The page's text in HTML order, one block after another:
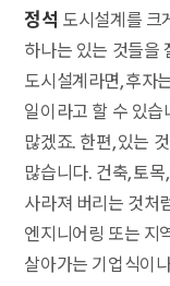
정석 도시설계를 크
하나는 있는 것들을
도시설계라면, 후자
일이라고 할 수 있습
많겠죠. 한편, 있는
많습니다. 건축, 토
사라져 버리는 것처
엔지니어링 또는 지
살아가는 기업식이